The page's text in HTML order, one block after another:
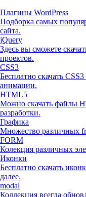
Плагины WordPress
Подборка самых
сайта.
jQuery
Здесь вы сможете
проектов.
CSS3
Бесплатно скачать
анимации.
HTML5
Можно скачать файлы
разработки.
Графика
Множество различных
FORM
Колекция различных
Иконки
Бесплатно скачать
далее.
modal
Коллекция всегда